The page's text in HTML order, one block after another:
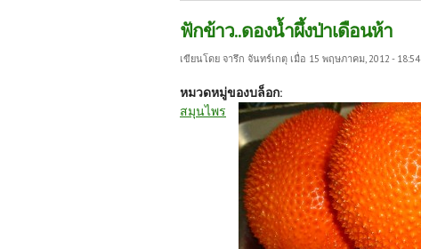
ฟักข้าว..ดองน้ำผึ้งป่าเดือนห้า
เขียนโดย จารึก จันทร์เกตุ เมื่อ 15 พฤษภาคม, 2012 - 18:54
หมวดหมู่ของบล็อก:
สมุนไพร